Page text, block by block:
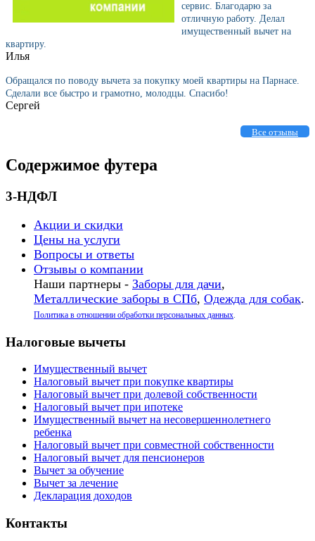
сервис. Благодарю за
отличную работу. Делал
имущественный вычет на
квартиру.
Илья
Обращался по поводу вычета за покупку моей квартиры на Парнасе.
Сделали все быстро и грамотно, молодцы. Спасибо!
Сергей
Все отзывы
Содержимое футера
3-НДФЛ
Акции и скидки
Цены на услуги
Вопросы и ответы
Отзывы о компании
Наши партнеры - Заборы для дачи,
Металлические заборы в СПб, Одежда для собак.
Политика в отношении обработки персональных данных.
Налоговые вычеты
Имущественный вычет
Налоговый вычет при покупке квартиры
Налоговый вычет при долевой собственности
Налоговый вычет при ипотеке
Имущественный вычет на несовершеннолетнего
ребенка
Налоговый вычет при совместной собственности
Налоговый вычет для пенсионеров
Вычет за обучение
Вычет за лечение
Декларация доходов
Контакты